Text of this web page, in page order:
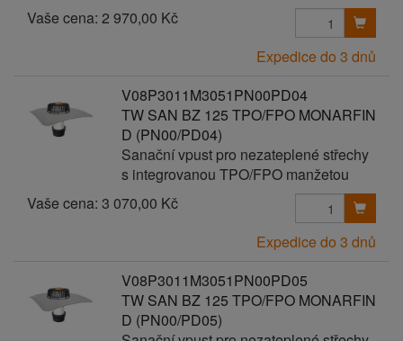
Vaše cena: 2 970,00 Kč
Expedice do 3 dnů
V08P3011M3051PN00PD04
TW SAN BZ 125 TPO/FPO MONARFIN
D (PN00/PD04)
Sanační vpust pro nezateplené střechy
s integrovanou TPO/FPO manžetou
Vaše cena: 3 070,00 Kč
Expedice do 3 dnů
V08P3011M3051PN00PD05
TW SAN BZ 125 TPO/FPO MONARFIN
D (PN00/PD05)